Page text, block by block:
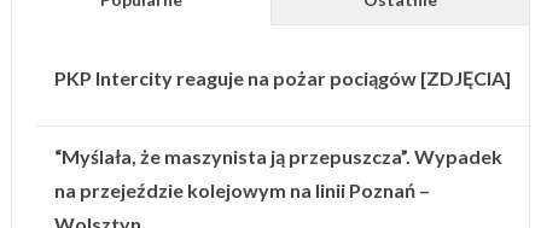
PKP Intercity reaguje na pożar pociągów [ZDJĘCIA]
“Myślała, że maszynista ją przepuszcza”. Wypadek
na przejeździe kolejowym na linii Poznań –